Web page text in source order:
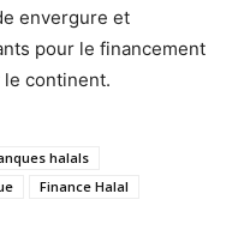
envergure et
pour le financement
continent.
halals
Finance Halal